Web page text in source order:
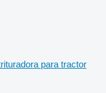
para tractor